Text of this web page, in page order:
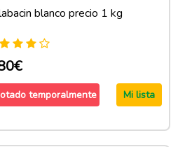
blanco precio 1 kg
temporalmente Mi lista